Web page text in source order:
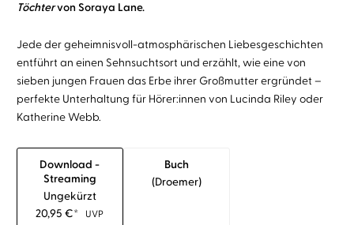
Töchtervon Soraya Lane.
Jede der geheimnisvoll-atmosphärischen Liebesgeschichten
entführt an einen Sehnsuchtsort und erzählt, wie eine von
sieben jungen Frauen das Erbe ihrer Großmutter ergründet –
perfekte Unterhaltung für Hörer:innen von Lucinda Riley oder
Katherine Webb.
Download -
Streaming
Ungekürzt
20,95€* UVP
Buch
(droemer)